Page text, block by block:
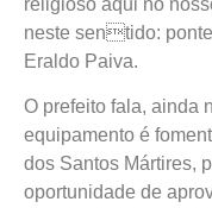
neste sentido:
Eraldo Paiva.
O prefeito fala, ainda
equipamento é
dos Santos Mártires,
oportunidade de